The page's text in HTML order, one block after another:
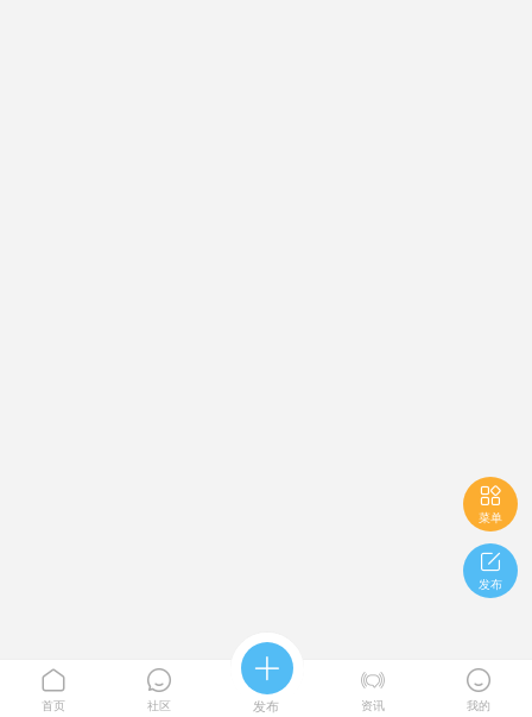

菜单

发布

首页

社区

发布

资讯

我的